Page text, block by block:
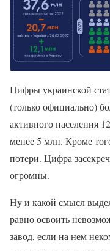
Цифры украинской
(только официально)
активного населения
менее 5 млн. Кроме
потери. Цифра
огромны.
Ну и какой смысл
равно освоить
завод, если на нем